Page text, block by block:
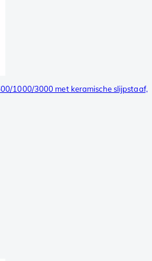
1000/3000 met keramische slijpstaaf,